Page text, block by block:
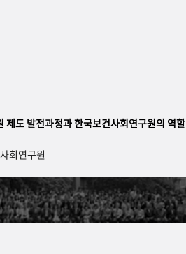
제도 발전과정과 한국보건사회연구원의 역할
회연구원